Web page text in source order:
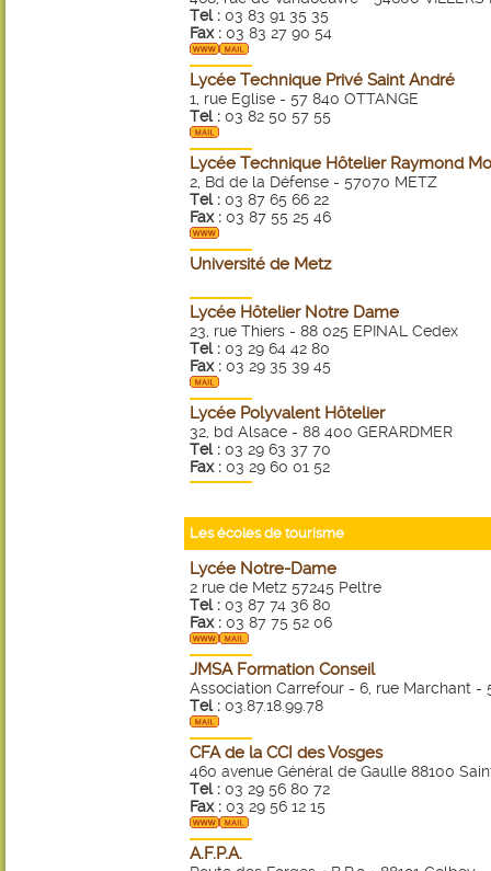
Tel : 03 83 91 35 35
Fax : 03 83 27 90 54
Lycée Technique Privé Saint André
1, rue Eglise - 57 840 OTTANGE
Tel : 03 82 50 57 55
Lycée Technique Hôtelier Raymond
2, Bd de la Défense - 57070 METZ
Tel : 03 87 65 66 22
Fax : 03 87 55 25 46
Université de Metz
Lycée Hôtelier Notre Dame
23, rue Thiers - 88 025 EPINAL Cedex
Tel : 03 29 64 42 80
Fax : 03 29 35 39 45
Lycée Polyvalent Hôtelier
32, bd Alsace - 88 400 GERARDMER
Tel : 03 29 63 37 70
Fax : 03 29 60 01 52
Les écoles de tourisme
Lycée Notre-Dame
2 rue de Metz 57245 Peltre
Tel : 03 87 74 36 80
Fax : 03 87 75 52 06
JMSA Formation Conseil
Association Carrefour - 6, rue Marchant -
Tel : 03.87.18.99.78
CFA de la CCI des Vosges
460 avenue Général de Gaulle 88100
Tel : 03 29 56 80 72
Fax : 03 29 56 12 15
A.F.P.A.